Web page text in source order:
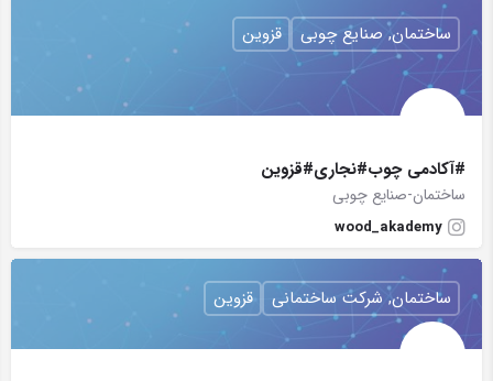
#آکادمی چوب#نجاری#قزوین
ساختمان-صنایع چوبی
wood_akademy
ساختمان, صنایع چوبی قزوین
ساختمان, شرکت ساختمانی قزوین